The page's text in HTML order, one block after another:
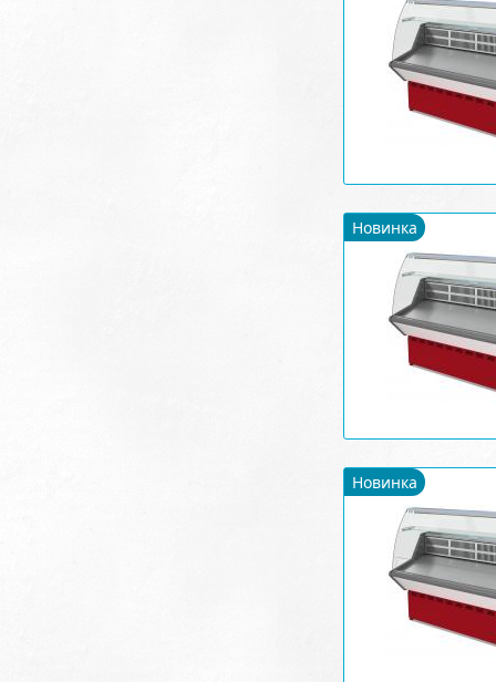
Новинка
Новинка